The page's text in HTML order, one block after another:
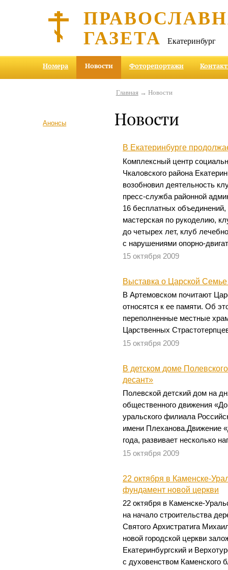
ГАЗЕТА Екатеринбург
Номера Новости Фоторепортажи
Анонсы
Главная→ Новости
Новости
В Екатеринбурге
Комплексный центр
Чкаловского района
возобновил деятельность
пресс-служба районной
16 бесплатных объединений,
мастерская по рукоделию,
до четырех лет, клуб
с нарушениями опорно-
15 октября 2009
Выставка о Царской
В Артемовском почитают
относятся к ее памяти. Об
переполненные местные
Царственных
15 октября 2009
В детском доме
десант»
Полевской детский дом на
общественного движения
уральского филиала
имени Плеханова.Движение
года, развивает несколько
15 октября 2009
22 октября в Каменске-
фундамент новой церкви
22 октября в Каменске-
на начало строительства
Святого Архистратига
новой городской церкви
Екатеринбургский и
с духовенством Каменского